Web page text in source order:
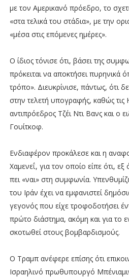
με τον Αμερικανό πρόεδρο, το
«στα τελικά του στάδια», με την
«μέσα στις επόμενες ημέρες».
Ο ίδιος τόνισε ότι, βάσει της
πρόκειται να αποκτήσει πυρηνικά
τρόπο». Διευκρίνισε, πάντως, ότι
στην τελετή υπογραφής, καθώς
αντιπρόεδρος Τζέι Ντι Βανς και ο
Γουίτκοφ.
Ενδιαφέρον προκάλεσε και η
Χαμενεΐ, για τον οποίο είπε ότι, εξ
πει «ναι» στη συμφωνία.
του Ιράν έχει να εμφανιστεί
γεγονός που είχε τροφοδοτήσει
πρώτο διάστημα, ακόμη και για το
σκοτωθεί στους βομβαρδισμούς.
Ο Τραμπ ανέφερε επίσης ότι
Ισραηλινό πρωθυπουργό